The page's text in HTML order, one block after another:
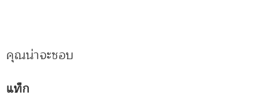
คุณน่าจะชอบ
แท็ก